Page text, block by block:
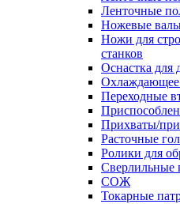
Ленточные
Ножевые
Ножи для
станков
Оснастка для
Охлаждающее
Переходные
Прихваты/
Расточные
Ролики для
Сверлильные
СОЖ
Токарные